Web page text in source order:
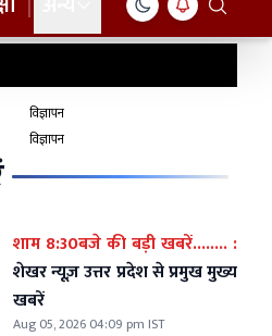
विज्ञापन
विज्ञापन
शाम 8:30बजे की बड़ी खबरें........ :
शेखर न्यूज़ उत्तर प्रदेश से प्रमुख मुख्य
खबरें
Aug 05, 2026 04:09 pm IST